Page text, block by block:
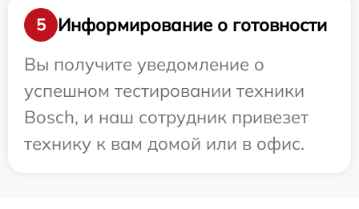
5
Информирование о готовности
Вы получите уведомление о
успешном тестировании техники
Bosch, и наш сотрудник привезет
технику к вам домой или в офис.